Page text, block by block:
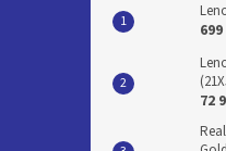
72